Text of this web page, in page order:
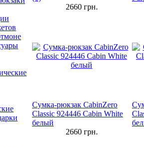
2660грн.
Сумка-рюкзак CabinZero
Classic 924446 Cabin White
белый
2660грн.